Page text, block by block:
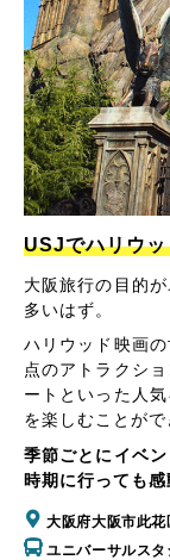
USJでハリウ
大阪旅行の目的
多いはず。
ハリウッド映画
点のアトラクシ
ートといった人
を楽しむことがで
季節ごとにイベ
時期に行っても
大阪府大阪市此花
ユニバーサルス